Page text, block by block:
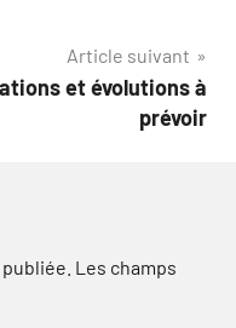
Article suivant
et évolutions à
prévoir
Les champs